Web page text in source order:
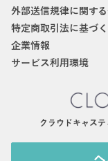
外部送信規律に関す
特定商取引法に基づ
企業情報
サービス利用環境
クラウドキャス